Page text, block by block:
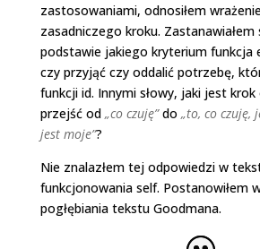
zastosowaniami, odnosiłem
zasadniczego kroku.
podstawie jakiego kryterium funkcja
czy przyjąć czy oddalić potrzebę,
funkcji id. Innymi słowy, jaki jest
przejść od „co czuję”do „to, co czuję,
jest moje”?
Nie znalazłem tej odpowiedzi w
funkcjonowania self. Postanowiłem
pogłębiania tekstu Goodmana.